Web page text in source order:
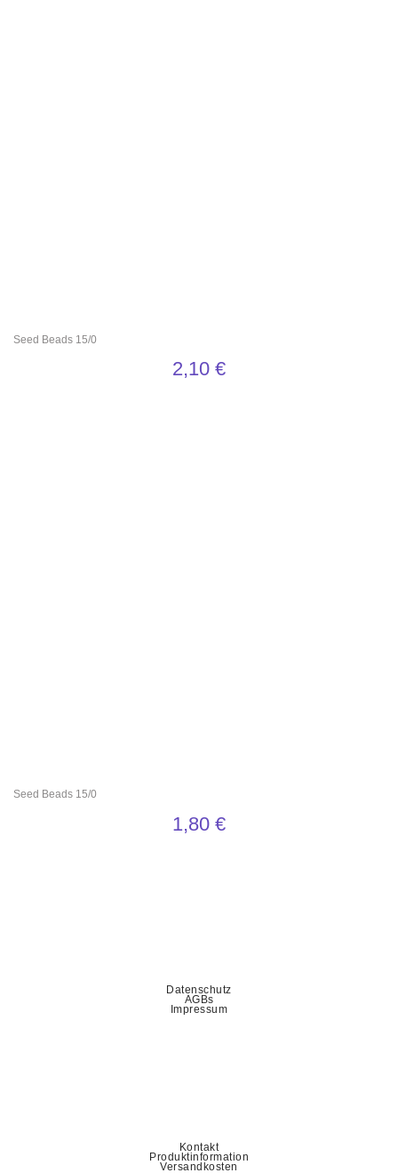
Seed Beads 15/0
2,10 €
Seed Beads 15/0
1,80 €
Datenschutz
AGBs
Impressum
Kontakt
Produktinformation
Versandkosten